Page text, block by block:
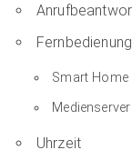
Smart Home
Medienserver
Uhrzeit